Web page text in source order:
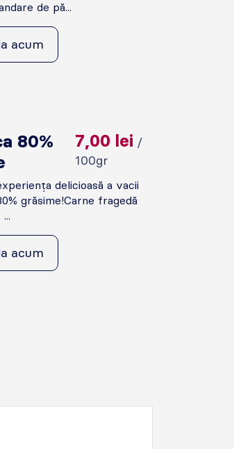
de pă...
acum
80%
7,00 lei /
100gr
delicioasă a vacii
grăsime!Carne fragedă
acum